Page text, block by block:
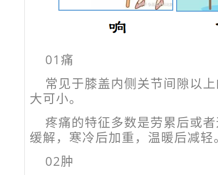
01痛
常见于膝盖内侧关节间隙以
大可小。
疼痛的特征多数是劳累后或
缓解，寒冷后加重，温暖后减轻
02肿